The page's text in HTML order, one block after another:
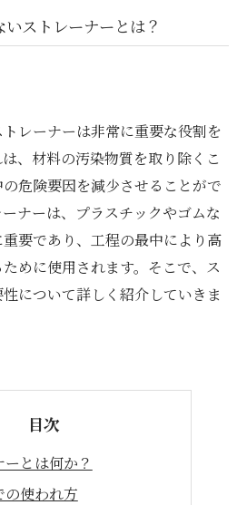
ストレーナーとは？
レーナーは非常に重要な役割を
、材料の汚染物質を取り除くこ
危険要因を減少させることがで
ナーは、プラスチックやゴムな
要であり、工程の最中により高
めに使用されます。そこで、ス
について詳しく紹介していきま
目次
とは何か？
使われ方